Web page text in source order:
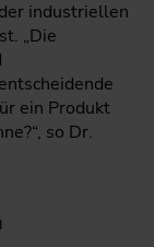
industriellen
„Die
ein Produkt
so Dr.